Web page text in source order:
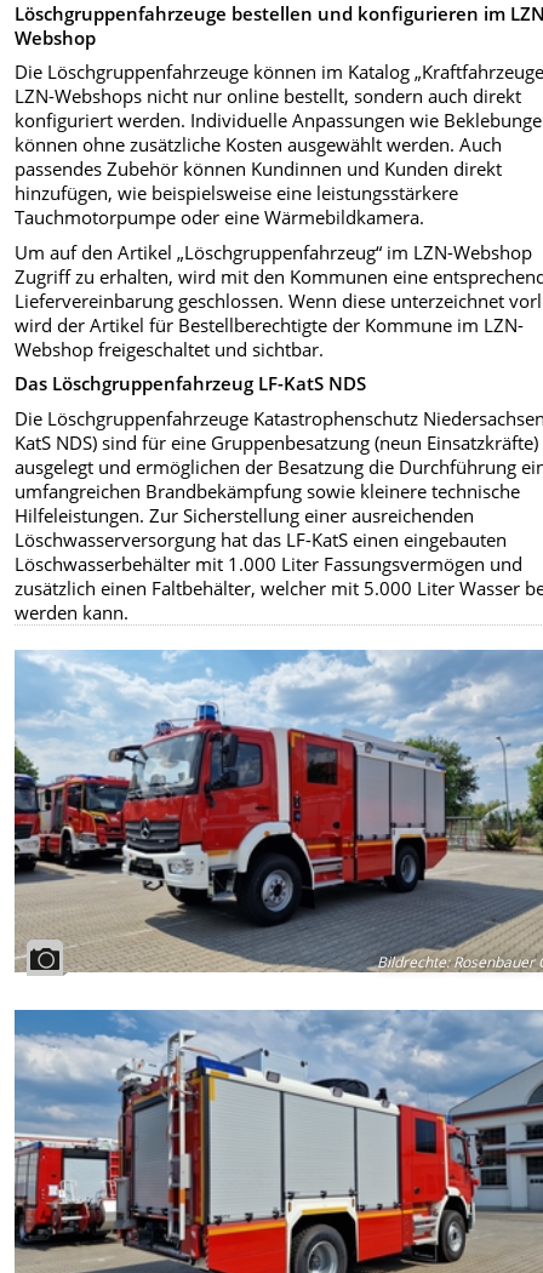
Löschgruppenfahrzeuge bestellen und konfigurieren im
Webshop
Die Löschgruppenfahrzeuge können im Katalog
LZN-Webshops nicht nur online bestellt, sondern auch direkt
konfiguriert werden. Individuelle Anpassungen wie
können ohne zusätzliche Kosten ausgewählt werden. Auch
passendes Zubehör können Kundinnen und Kunden direkt
hinzufügen, wie beispielsweise eine leistungsstärkere
Tauchmotorpumpe oder eine Wärmebildkamera.
Um auf den Artikel „Löschgruppenfahrzeug“ im LZN-Webshop
Zugriff zu erhalten, wird mit den Kommunen eine
Liefervereinbarung geschlossen. Wenn diese unterzeichnet
wird der Artikel für Bestellberechtigte der Kommune im LZN-
Webshop freigeschaltet und sichtbar.
Das Löschgruppenfahrzeug LF-KatS NDS
Die Löschgruppenfahrzeuge Katastrophenschutz
KatS NDS) sind für eine Gruppenbesatzung (neun Einsatzkräfte)
ausgelegt und ermöglichen der Besatzung die Durchführung
umfangreichen Brandbekämpfung sowie kleinere technische
Hilfeleistungen. Zur Sicherstellung einer ausreichenden
Löschwasserversorgung hat das LF-KatS einen eingebauten
Löschwasserbehälter mit 1.000 Liter Fassungsvermögen und
zusätzlich einen Faltbehälter, welcher mit 5.000 Liter Wasser
werden kann.
Bildrechte:Rosenbauer